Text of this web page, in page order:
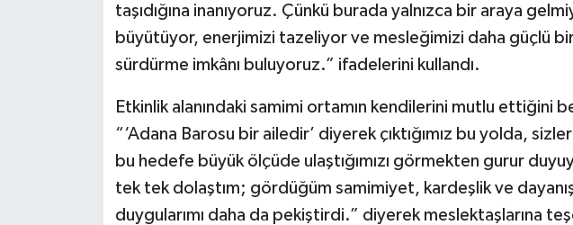
taşıdığına inanıyoruz. Çünkü burada yalnızca bir araya
büyütüyor, enerjimizi tazeliyor ve mesleğimizi daha güçlü
sürdürme imkânı buluyoruz.” ifadelerini kullandı.
Etkinlik alanındaki samimi ortamın kendilerini mutlu ettiğini
“‘Adana Barosu bir ailedir’ diyerek çıktığımız bu yolda,
bu hedefe büyük ölçüde ulaştığımızı görmekten gurur
tek tek dolaştım; gördüğüm samimiyet, kardeşlik ve
duygularımı daha da pekiştirdi.” diyerek meslektaşlarına